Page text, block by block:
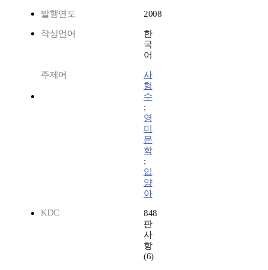
발행연도 2008
작성언어
한
국
어
주제어
사
형
수
;
영
미
문
학
;
입
양
아
KDC
848
판
사
항
(6)